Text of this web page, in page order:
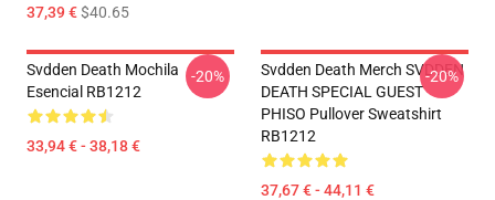
37,39 €$40.65
Svdden Death Mochila
Esencial RB1212
33,94 € - 38,18 €
-20%
Svdden Death Merch SVDDEN
DEATH SPECIAL GUEST
PHISO Pullover Sweatshirt
RB1212
37,67 € - 44,11 €
-20%